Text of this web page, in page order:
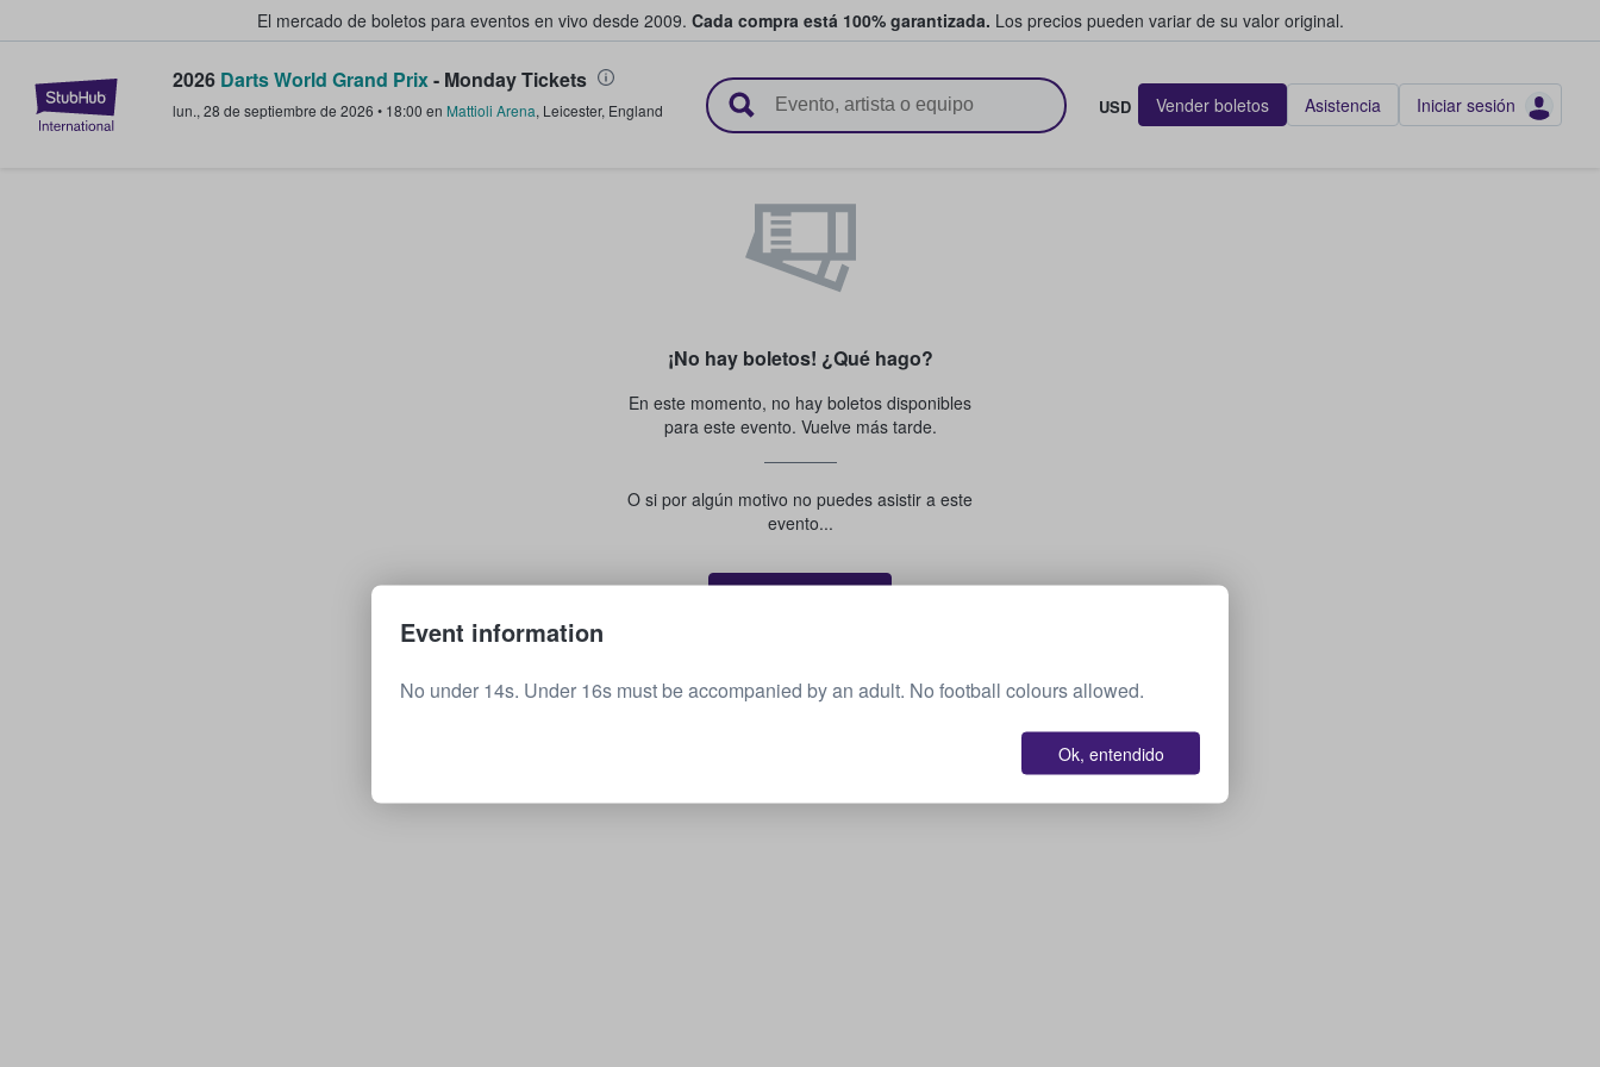
El mercado de boletos para eventos en vivo desde 2009. Cada compra está 100% garantizada. Los precios pueden variar de su valor original.
StubHub: donde los fans compran y venden boletos
2026 Darts World Grand Prix- Monday Tickets
lun., 28 de septiembre de 2026 • 18:00 en Mattioli Arena, Leicester, England USD Vender boletos Asistencia Iniciar sesión
¡No hay boletos! ¿Qué hago?
En este momento, no hay boletos disponibles
para este evento. Vuelve más tarde.
O si por algún motivo no puedes asistir a este
evento...
Event information
No under 14s. Under 16s must be accompanied by an adult. No football colours allowed.
Ok, entendido